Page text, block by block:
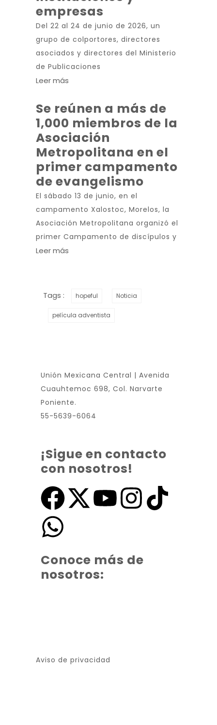
empresas
Del 22 al 24 de junio de 2026, un
grupo de colportores, directores
asociados y directores del Ministerio
de Publicaciones
Leer más
Se reúnen a más de
1,000 miembros de la
Asociación
Metropolitana en el
primer campamento
de evangelismo
El sábado 13 de junio, en el
campamento Xalostoc, Morelos, la
Asociación Metropolitana organizó el
primer Campamento de discípulos y
Leer más
Tags : hopeful Noticia
película adventista
Unión Mexicana Central | Avenida
Cuauhtemoc 698, Col. Narvarte
Poniente.
55-5639-6064
¡Sigue en contacto
con nosotros!
Conoce más de
nosotros:
Aviso de privacidad